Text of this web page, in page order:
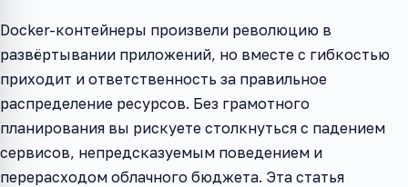
Docker-контейнеры произвели революцию в
развёртывании приложений, но вместе с гибкостью
приходит и ответственность за правильное
распределение ресурсов. Без грамотного
планирования вы рискуете столкнуться с падением
сервисов, непредсказуемым поведением и
перерасходом облачного бюджета. Эта статья